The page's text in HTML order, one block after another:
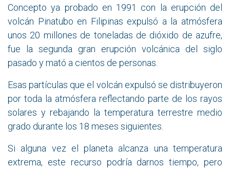
Concepto ya probado en 1991 con la erupción del
volcán Pinatubo en Filipinas expulsó a la atmósfera
unos 20 millones de toneladas de dióxido de azufre,
fue la segunda gran erupción volcánica del siglo
pasado y mató a cientos de personas.
Esas partículas que el volcán expulsó se distribuyeron
por toda la atmósfera reflectando parte de los rayos
solares y rebajando la temperatura terrestre medio
grado durante los 18 meses siguientes.
Si alguna vez el planeta alcanza una temperatura
extrema, este recurso podría darnos tiempo, pero